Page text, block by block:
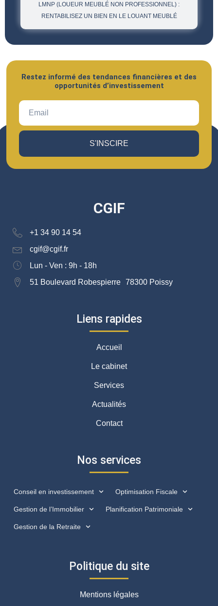
LMNP (LOUEUR MEUBLÉ NON PROFESSIONNEL) :
RENTABILISEZ UN BIEN EN LE LOUANT MEUBLÉ
Restez informé des tendances financières et des
opportunités d’investissement
S'INSCIRE
CGIF
+1 34 90 14 54
cgif@cgif.fr
Lun - Ven : 9h - 18h
51 Boulevard Robespierre 78300 Poissy
Liens rapides
Accueil
Le cabinet
Services
Actualités
Contact
Nos services
Conseil en investissement Optimisation Fiscale
Gestion de l’Immobilier Planification Patrimoniale
Gestion de la Retraite
Politique du site
Mentions légales